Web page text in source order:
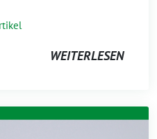
WEITERLESEN